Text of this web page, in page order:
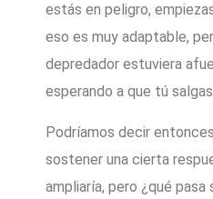
estás en peligro,
eso es muy adaptable,
depredador estuviera
esperando a que tú
Podríamos decir
sostener una cierta
ampliaría, pero ¿qué pasa